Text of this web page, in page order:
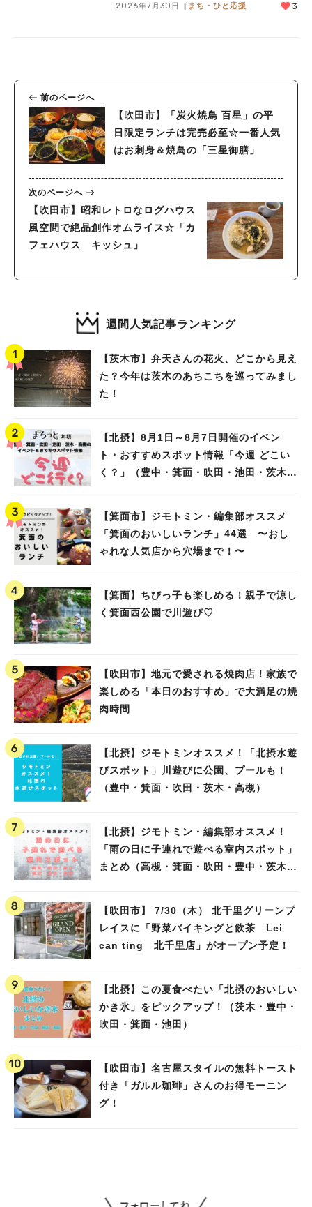
2026年7月30日 まち・ひと応援 3
前のページへ
【吹田市】「炭火焼鳥 百星」の平
日限定ランチは完売必至☆一番人気
はお刺身＆焼鳥の「三星御膳」
次のページへ
【吹田市】昭和レトロなログハウス
風空間で絶品創作オムライス☆「カ
フェハウス キッシュ」
週間人気記事ランキング
【茨木市】弁天さんの花火、どこから見え
た？今年は茨木のあちこちを巡ってみまし
た！
【北摂】8月1日～8月7日開催のイベン
ト・おすすめスポット情報「今週 どこい
く？」（豊中・箕面・吹田・池田・茨木・
【箕面市】ジモトミン・編集部オススメ
「箕面のおいしいランチ」44選 〜おし
ゃれな人気店から穴場まで！〜
【箕面】ちびっ子も楽しめる！親子で涼し
く箕面西公園で川遊び♡
【吹田市】地元で愛される焼肉店！家族で
楽しめる「本日のおすすめ」で大満足の焼
肉時間
【北摂】ジモトミンオススメ！「北摂水遊
びスポット」川遊びに公園、プールも！
（豊中・箕面・吹田・茨木・高槻）
【北摂】ジモトミン・編集部オススメ！
「雨の日に子連れで遊べる室内スポット」
まとめ（高槻・箕面・吹田・豊中・茨木・
【吹田市】 7/30（木） 北千里グリーンプ
レイスに「野菜バイキングと飲茶 Lei
can ting 北千里店」がオープン予定！
【北摂】この夏食べたい「北摂のおいしい
かき氷」をピックアップ！（茨木・豊中・
吹田・箕面・池田）
【吹田市】名古屋スタイルの無料トースト
付き「ガルル珈琲」さんのお得モーニン
グ！